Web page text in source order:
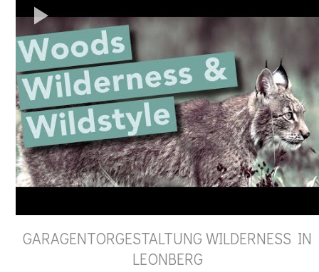
GARAGENTORGESTALTUNG WILDERNESS IN
LEONBERG